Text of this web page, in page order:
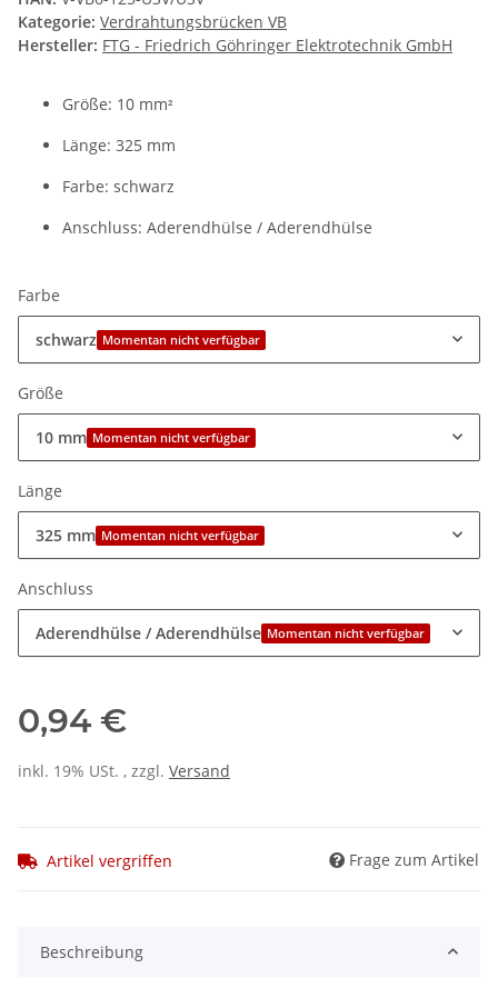
Kategorie: Verdrahtungsbrücken VB
Hersteller: FTG - Friedrich Göhringer Elektrotechnik GmbH
Größe: 10 mm²
Länge: 325 mm
Farbe: schwarz
Anschluss: Aderendhülse / Aderendhülse
Farbe
schwarz Momentan nicht verfügbar
Größe
10 mm Momentan nicht verfügbar
Länge
325 mm Momentan nicht verfügbar
Anschluss
Aderendhülse / Aderendhülse Momentan nicht verfügbar
0,94 €
inkl. 19% USt. , zzgl. Versand
Artikel vergriffen Frage zum Artikel
Beschreibung